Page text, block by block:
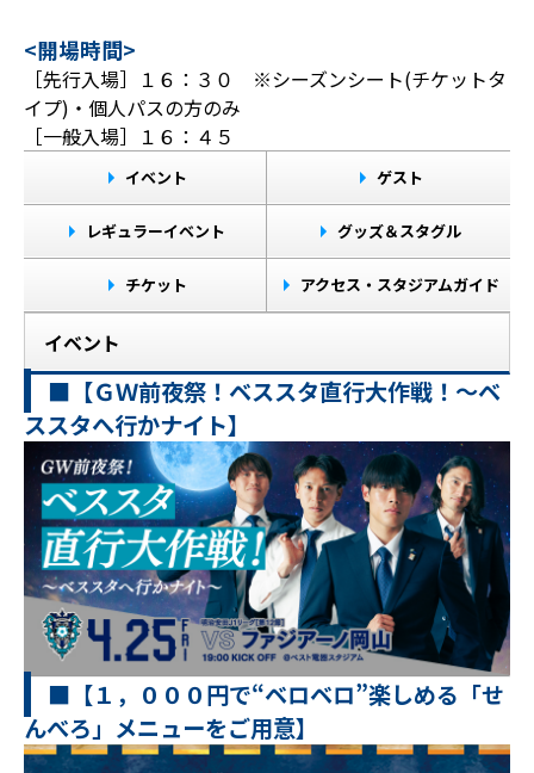
<開場時間>
［先行入場］１６：３０ ※シーズンシート(チケットタ
イプ)・個人パスの方のみ
［一般入場］１６：４５
イベント ゲスト
レギュラーイベント グッズ＆スタグル
チケット アクセス・スタジアムガイド
イベント
■【ＧＷ前夜祭！ベススタ直行大作戦！～ベ
ススタへ行かナイト】
■【１，０００円で“ベロベロ”楽しめる「せ
んべろ」メニューをご用意】